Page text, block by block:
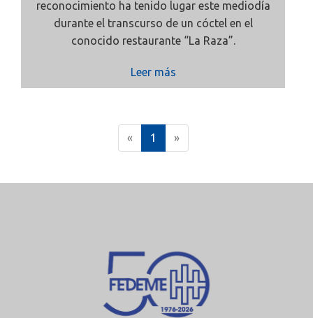
reconocimiento ha tenido lugar este mediodía
durante el transcurso de un cóctel en el
conocido restaurante “La Raza”.
Leer más
« 1
c
t
)
»